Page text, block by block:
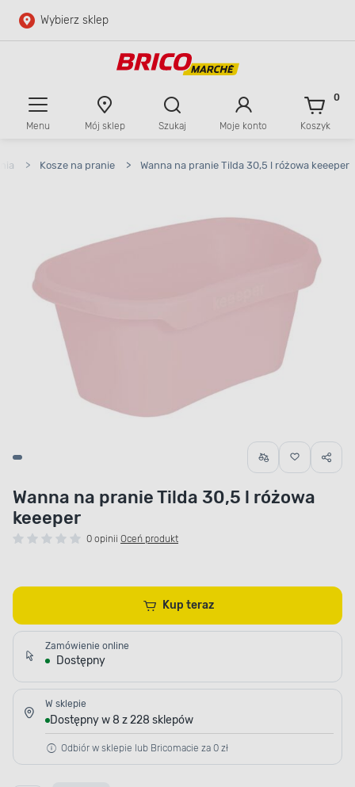
Przejdź do głównej zawartości
Wybierz sklep
Menu Mój sklep Szukaj Moje konto Koszyk
0
> Kosze na pranie > Wanna na pranie Tilda 30,5 l różowa keeeper
Wanna na pranie Tilda 30,5 l różowa
keeeper
0 opinii Oceń produkt
Kup teraz
Zamówienie online
Dostępny
W sklepie
Dostępny w 8 z 228 sklepów
Odbiór w sklepie lub Bricomacie za 0 zł